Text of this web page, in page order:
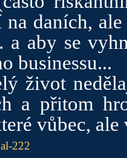
na daních,
a aby se
businessu...
život
a přitom
vůbec,
222